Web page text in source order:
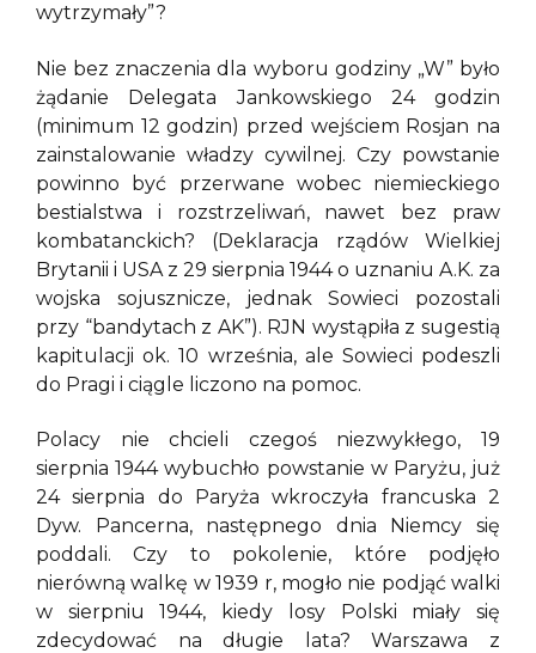
wytrzymały”?
Nie bez znaczenia dla wyboru godziny „W” było
żądanie Delegata Jankowskiego 24 godzin
(minimum 12 godzin) przed wejściem Rosjan na
zainstalowanie władzy cywilnej. Czy powstanie
powinno być przerwane wobec niemieckiego
bestialstwa i rozstrzeliwań, nawet bez praw
kombatanckich? (Deklaracja rządów Wielkiej
Brytanii i USA z 29 sierpnia 1944 o uznaniu A.K. za
wojska sojusznicze, jednak Sowieci pozostali
przy “bandytach z AK”). RJN wystąpiła z sugestią
kapitulacji ok. 10 września, ale Sowieci podeszli
do Pragi i ciągle liczono na pomoc.
Polacy nie chcieli czegoś niezwykłego, 19
sierpnia 1944 wybuchło powstanie w Paryżu, już
24 sierpnia do Paryża wkroczyła francuska 2
Dyw. Pancerna, następnego dnia Niemcy się
poddali. Czy to pokolenie, które podjęło
nierówną walkę w 1939 r, mogło nie podjąć walki
w sierpniu 1944, kiedy losy Polski miały się
zdecydować na długie lata? Warszawa z